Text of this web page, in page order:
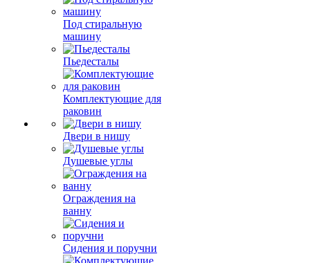
Под стиральную
машину
Пьедесталы
Комплектующие для
раковин
Двери в нишу
Душевые углы
Ограждения на
ванну
Сидения и поручни